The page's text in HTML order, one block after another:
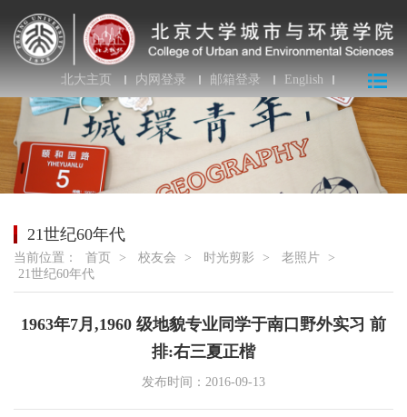
北大主页 内网登录 邮箱登录 English
21世纪60年代
当前位置： 首页 > 校友会 > 时光剪影 > 老照片
>
21世纪60年代
1963年7月,1960 级地貌专业同学于南口野外实习 前
排:右三夏正楷
发布时间：2016-09-13